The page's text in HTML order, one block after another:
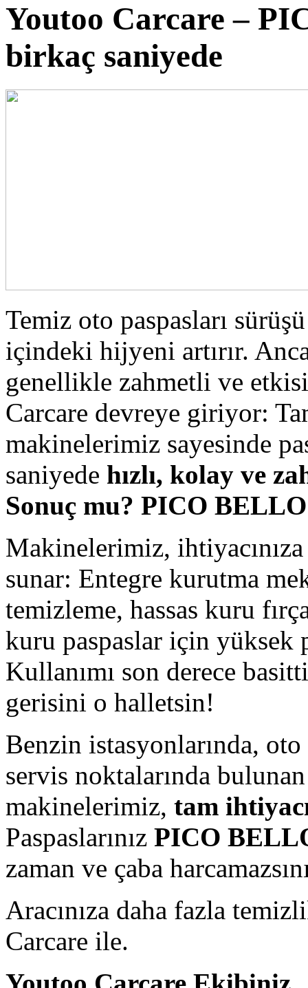
Youtoo Carcare –
birkaç saniyede
Temiz oto paspasları
içindeki hijyeni artırır.
genellikle zahmetli ve
Carcare devreye giriyor:
makinelerimiz sayesinde
saniyede hızlı, kolay ve
Sonuç mu? PICO
Makinelerimiz,
sunar: Entegre kurutma
temizleme, hassas kuru
kuru paspaslar için yüksek
Kullanımı son derece
gerisini o halletsin!
Benzin istasyonlarında,
servis noktalarında
makinelerimiz, tam
Paspaslarınız PICO
zaman ve çaba
Aracınıza daha fazla
Carcare ile.